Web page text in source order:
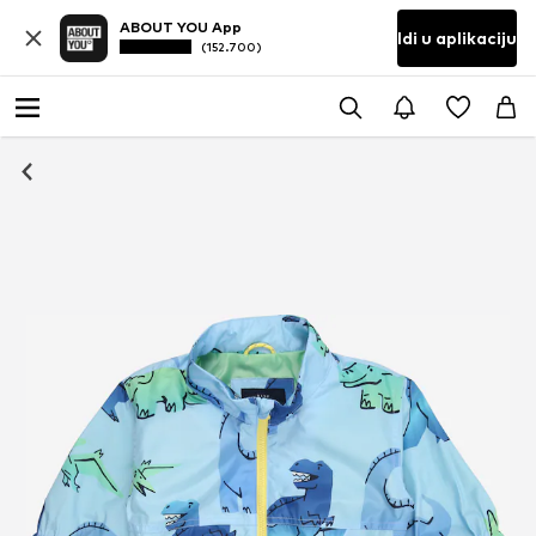
ABOUT YOU App
(152.700) Idi u aplikaciju